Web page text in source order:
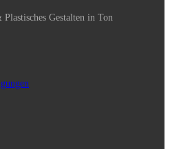
Gestalten in Ton